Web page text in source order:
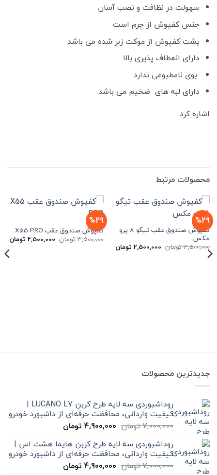
سهولت در نظافت و نصب آسان
جنس کفپوش از چرم است
پشت کفپوش از موکت زبر شده می باشد
دارای انعطاف پذیری بالا
بوی نامطبوعی ندارد
دارای لبه های ضخیم می باشد
اشاره کرد.
محصولات مرتبط
%29
کفپوش صندوق عقب تیگو 8 پرو
مکس
3,500,000تومان قیمت
اصلی
2,500,000 تومانقیمت
فعلی
%29
کفپوش صندوق عقب X55 PRO
3,500,000تومان قیمت
اصلی
2,500,000 تومان
جدیدترین محصولات
روداشبوردی سه‌ لایه طرح کربن LUCANO L7 |
کیفیت وارداتی، محافظت حرفه‌ای از داشبورد خودرو
7,000,000تومان قیمت
7,000,000 تومان
بود.
4,900,000 تومانقیمت
4,900,000 تومان
است.
روداشبوردی سه‌ لایه طرح کربن هایما هشت اس |
کیفیت وارداتی، محافظت حرفه‌ای از داشبورد خودرو
7,000,000تومان قیمت
4,900,000 تومانقیمت